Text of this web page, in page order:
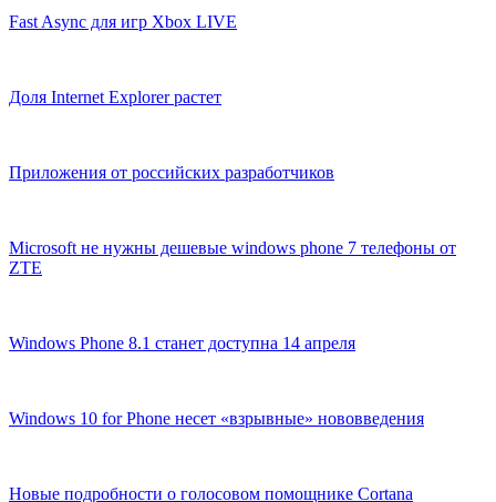
Fast Async для игр Xbox LIVE
Доля Internet Explorer растет
Приложения от российских разработчиков
Microsoft не нужны дешевые windows phone 7 телефоны от
ZTE
Windows Phone 8.1 станет доступна 14 апреля
Windows 10 for Phone несет «взрывные» нововведения
Новые подробности о голосовом помощнике Cortana